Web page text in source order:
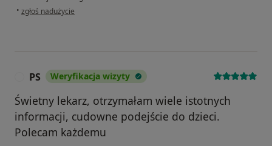
• w opinii użytkownika Ania
zgłoś nadużycie
PS Weryfikacja wizyty
Świetny lekarz, otrzymałam wiele istotnych
informacji, cudowne podejście do dzieci.
Polecam każdemu